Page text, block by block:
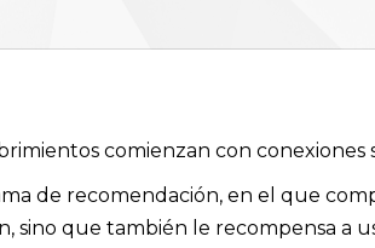
comienzan con conexiones
de recomendación, en el que
sino que también le recompensa a